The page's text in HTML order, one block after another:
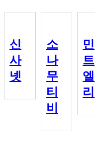
신
사
넷
소
나
무
티
비
민
트
엘
리